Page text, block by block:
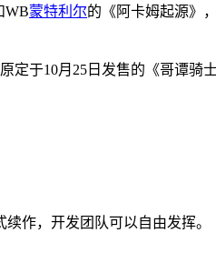
WB蒙特利尔的《阿卡姆起源》
定于10月25日发售的《哥谭骑
作，开发团队可以自由发挥。